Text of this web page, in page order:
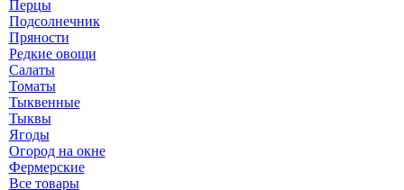
Перцы
Подсолнечник
Пряности
Редкие овощи
Салаты
Томаты
Тыквенные
Тыквы
Ягоды
Огород на окне
Фермерские
Все товары